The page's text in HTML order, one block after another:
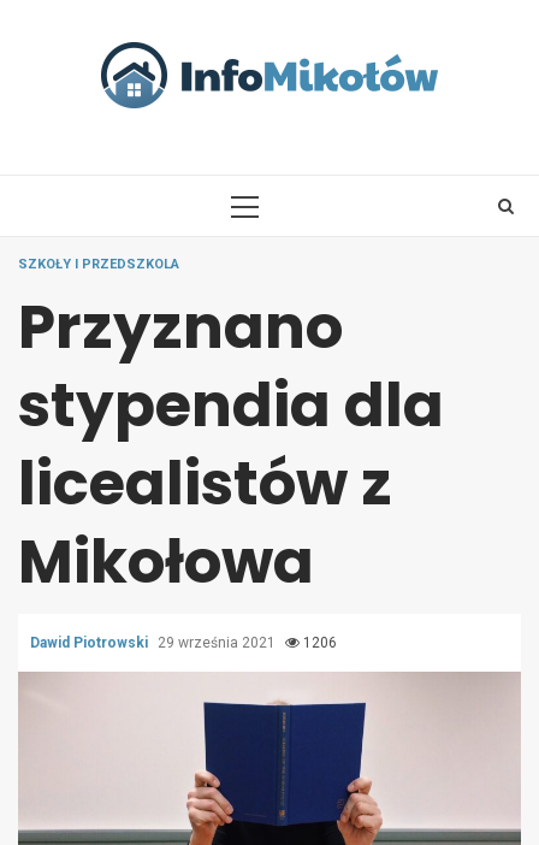
PRIMARY
SZKOŁY I PRZEDSZKOLA
Przyznano
stypendia dla
licealistów z
Mikołowa
Dawid Piotrowski 29 września 2021 1206